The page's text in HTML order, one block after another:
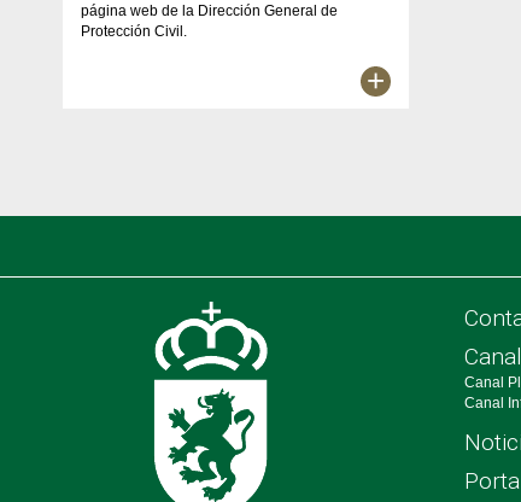
página web de la Dirección General de
Protección Civil.
+
Canal
Canal